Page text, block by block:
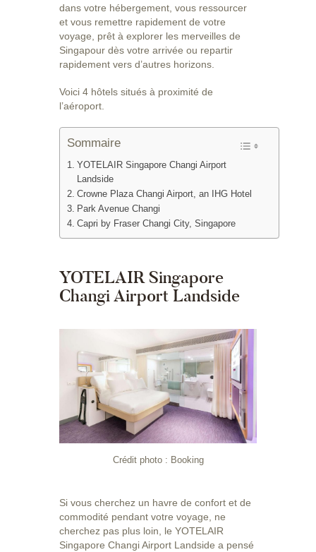
dans votre hébergement, vous ressourcer
et vous remettre rapidement de votre
voyage, prêt à explorer les merveilles de
Singapour dès votre arrivée ou repartir
rapidement vers d’autres horizons.
Voici 4 hôtels situés à proximité de
l’aéroport.
Sommaire
YOTELAIR Singapore Changi Airport
Landside
Crowne Plaza Changi Airport, an IHG Hotel
Park Avenue Changi
Capri by Fraser Changi City, Singapore
YOTELAIR Singapore
Changi Airport Landside
Crédit photo : Booking
Si vous cherchez un havre de confort et de
commodité pendant votre voyage, ne
cherchez pas plus loin, le YOTELAIR
Singapore Changi Airport Landside a pensé